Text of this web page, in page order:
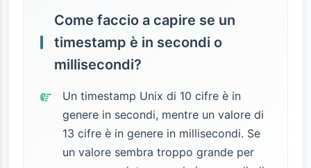
Come faccio a capire se un
timestamp è in secondi o
millisecondi?
Un timestamp Unix di 10 cifre è in
genere in secondi, mentre un valore di
13 cifre è in genere in millisecondi. Se
un valore sembra troppo grande per